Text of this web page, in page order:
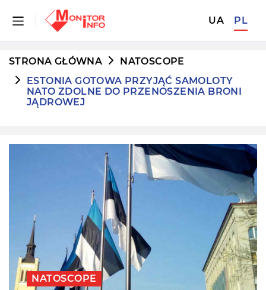
UA PL
STRONA GŁÓWNA
NATOSCOPE
ESTONIA GOTOWA PRZYJĄĆ SAMOLOTY
NATO ZDOLNE DO PRZENOSZENIA BRONI
JĄDROWEJ
NATOSCOPE